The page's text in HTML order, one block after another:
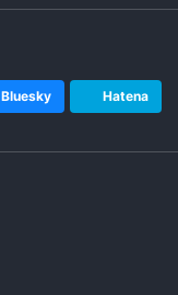
Bluesky Hatena